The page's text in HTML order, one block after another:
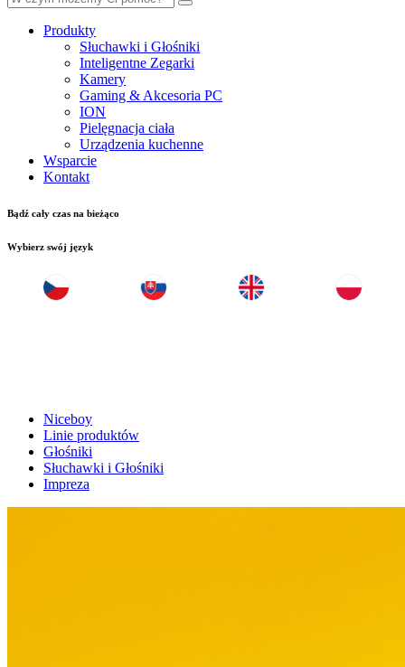
Produkty
Słuchawki i Głośniki
Inteligentne Zegarki
Kamery
Gaming & Akcesoria PC
ION
Pielęgnacja ciała
Urządzenia kuchenne
Wsparcie
Kontakt
Bądź cały czas na bieżąco
Wybierz swój język
Niceboy
Linie produktów
Głośniki
Słuchawki i Głośniki
Impreza